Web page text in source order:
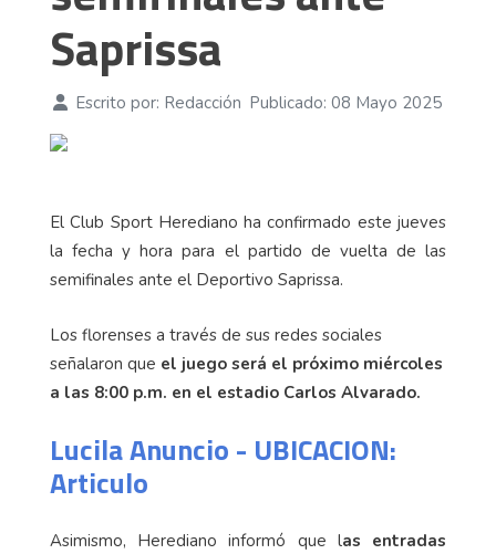
Saprissa
Escrito por: Redacción Publicado: 08 Mayo 2025
El Club Sport Herediano ha confirmado este jueves
la fecha y hora para el partido de vuelta de las
semifinales ante el Deportivo Saprissa.
Los florenses a través de sus redes sociales
señalaron que el juego será el próximo miércoles
a las 8:00 p.m. en el estadio Carlos Alvarado.
Lucila Anuncio - UBICACION:
Articulo
Asimismo, Herediano informó que las entradas